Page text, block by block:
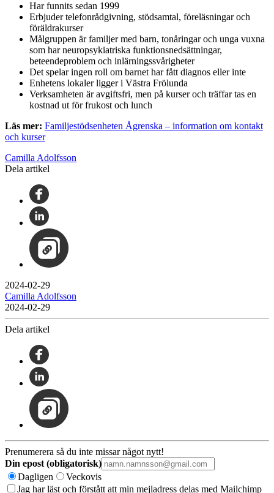
Har funnits sedan 1999
Erbjuder telefonrådgivning, stödsamtal, föreläsningar och
föräldrakurser
Målgruppen är familjer med barn, tonåringar och unga vuxna
som har neuropsykiatriska funktionsnedsättningar,
beteendeproblem och inlärningssvårigheter
Det spelar ingen roll om barnet har fått diagnos eller inte
Enhetens lokaler ligger i Västra Frölunda
Verksamheten är avgiftsfri, men på kurser och träffar tas en
kostnad ut för frukost och lunch
Läs mer: Familjestödsenheten Ågrenska – information om kontakt
och kurser
Camilla Adolfsson
Dela artikel
2024-02-29
Camilla Adolfsson
2024-02-29
Dela artikel
Prenumerera så du inte missar något nytt!
Din epost (obligatorisk)
Dagligen
Veckovis
Jag har läst och förstått att min mejladress delas med Mailchimp